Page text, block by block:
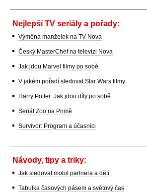
Nejlepší TV seriály a pořady:
Výměna manželek na TV Nova
Český MasterChef na televizi Nova
Jak jdou Marvel filmy po sobě
V jakém pořadí sledovat Star Wars filmy
Harry Potter: Jak jdou díly po sobě
Seriál Zoo na Primě
Survivor: Program a účasníci
Návody, tipy a triky:
Jak sledovat mobil partnera a dětí
Tabulka časových pásem a světový čas